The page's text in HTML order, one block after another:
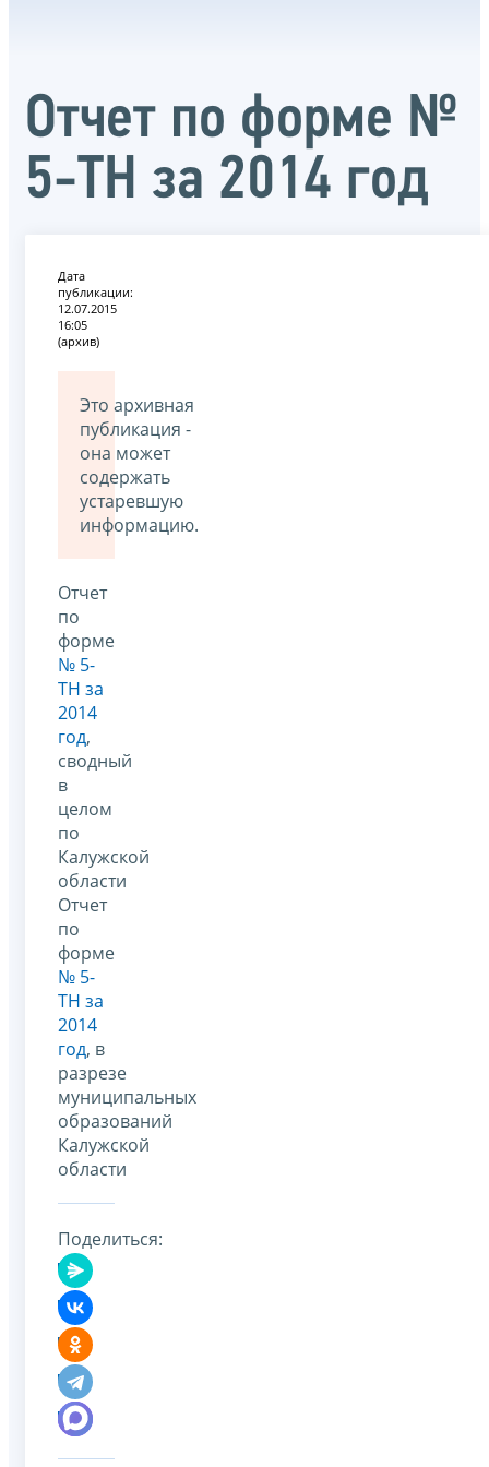
Отчет по форме №
5-ТН за 2014 год
Дата
публикации:
12.07.2015
16:05
(архив)
Это архивная
публикация -
она может
содержать
устаревшую
информацию.
Отчет
по
форме
№ 5-
ТН за
2014
год,
сводный
в
целом
по
Калужской
области
Отчет
по
форме
№ 5-
ТН за
2014
год, в
разрезе
муниципальных
образований
Калужской
области
Поделиться: